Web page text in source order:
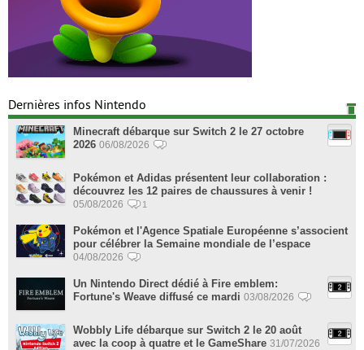
Dernières infos Nintendo
Minecraft débarque sur Switch 2 le 27 octobre
2026 06/08/2026
Pokémon et Adidas présentent leur collaboration :
découvrez les 12 paires de chaussures à venir !
05/08/2026 1
Pokémon et l'Agence Spatiale Européenne s’associent
pour célébrer la Semaine mondiale de l’espace
04/08/2026
Un Nintendo Direct dédié à Fire emblem:
Fortune's Weave diffusé ce mardi 03/08/2026
Wobbly Life débarque sur Switch 2 le 20 août
avec la coop à quatre et le GameShare 31/07/2026